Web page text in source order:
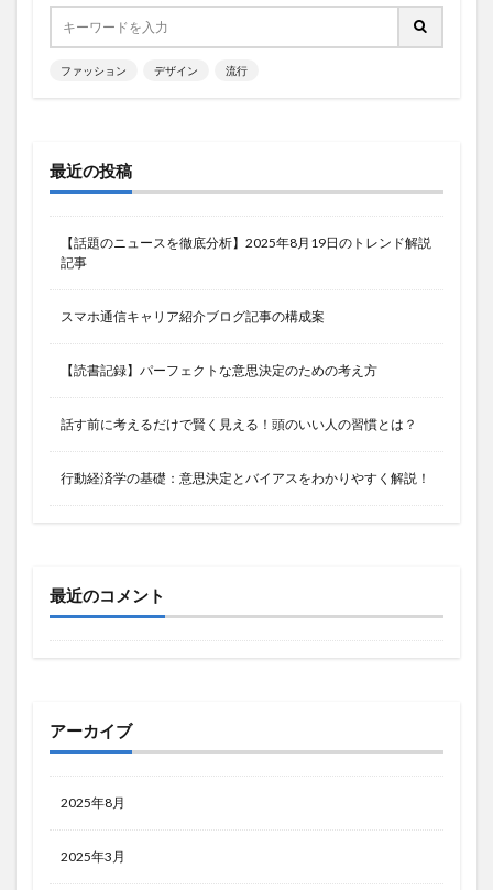
ファッション デザイン 流行
最近の投稿
【話題のニュースを徹底分析】2025年8月19日のトレンド解説
記事
スマホ通信キャリア紹介ブログ記事の構成案
【読書記録】パーフェクトな意思決定のための考え方
話す前に考えるだけで賢く見える！頭のいい人の習慣とは？
行動経済学の基礎：意思決定とバイアスをわかりやすく解説！
最近のコメント
アーカイブ
2025年8月
2025年3月